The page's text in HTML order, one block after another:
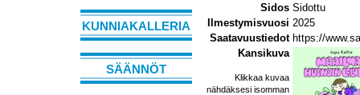
KUNNIAKALLERIA
SÄÄNNÖT
Sidos Sidottu
Ilmestymisvuosi 2025
Saatavuustiedot https://
Kansikuva
Klikkaa kuvaa
nähdäksesi isomman